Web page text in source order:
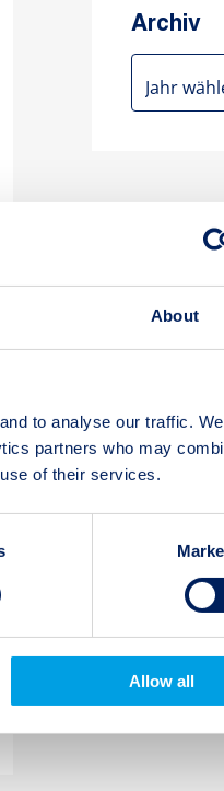
About
to analyse our traffic.
partners who may
of their services.
Allow all
Archiv